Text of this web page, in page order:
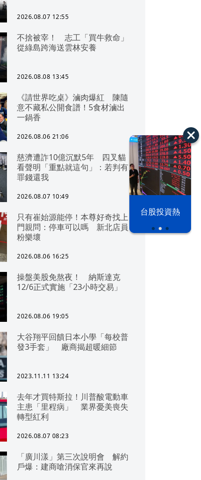
漢光42演習 台股投資熱
2026.08.07 12:55
不捨被宰！ 志工「買牛救命」
從綠島跨海送雲林安養
2026.08.08 13:45
《請世界吃桌》滷肉爆紅 陳隨
意不藏私公開食譜！5食材滷出
一鍋香
2026.08.06 21:06
慈濟遭詐10億沉默5年 四叉貓
看聲明「重點就這句」：若判有
罪錢還我
2026.08.07 10:49
只有崔始源能停！本尊好奇找上
門親問：停車可以嗎 新北店員
粉樂壞
2026.08.06 16:25
操盤美股免熬夜！ 納斯達克
12/6正式實施「23小時交易」
2026.08.06 19:05
大谷翔平回饋日本小學「每校普
發3手套」 廠商揭超暖細節
2023.11.11 13:24
去年才買特斯拉！川普酸電動車
主患「里程病」 業界憂美喪失
轉型紅利
2026.08.07 08:23
「廣川漾」第三次說明會 解約
戶爆：建商嗆消保官來再說